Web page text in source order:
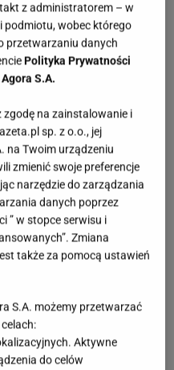
z dramatycznym
który osiągnął
dzień dla
– w
chorób i
zdrowia tysięcy
starszych. W
do
Mimo odcięcia
możliwości
z administratorem – w
podmiotu, wobec którego
przetwarzaniu danych
Polityka Prywatności
S.A.
zgodę na zainstalowanie i
sp. z o.o., jej
na Twoim urządzeniu
zmienić swoje preferencje
narzędzie do zarządzania
danych poprzez
” w stopce serwisu i
Zmiana
także za pomocą ustawień
S.A. możemy przetwarzać
Aktywne
do celów